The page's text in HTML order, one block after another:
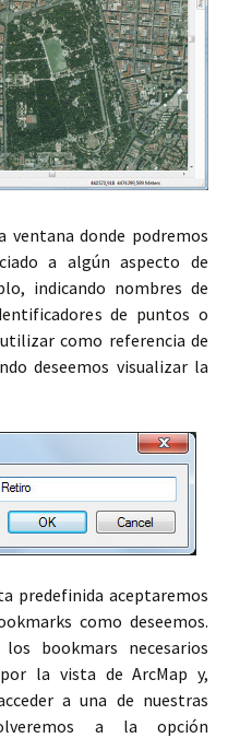
ventana donde podremos
a algún aspecto de
indicando nombres de
de puntos o
como referencia de
deseemos visualizar la
predefinida aceptaremos
como deseemos.
bookmars necesarios
la vista de ArcMap y,
a una de nuestras
a la opción